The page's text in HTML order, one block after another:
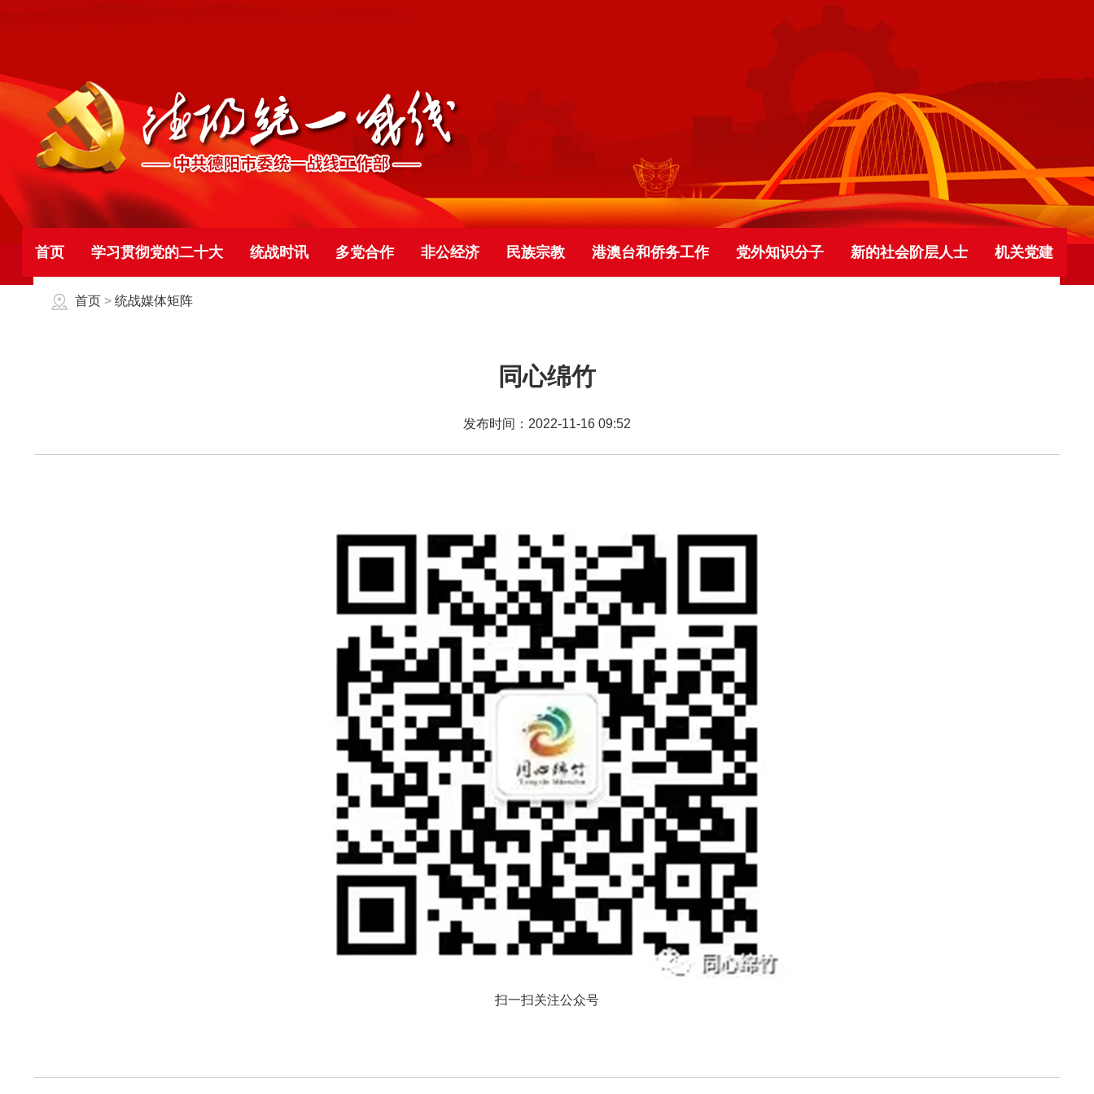
首页 学习贯彻党的二十大 统战时讯 多党合作 非公经济 民族宗教 港澳台和侨务工作 党外知识分子 新的社会阶层人士 机关党建
首页 > 统战媒体矩阵
同心绵竹
发布时间：2022-11-16 09:52
扫一扫关注公众号